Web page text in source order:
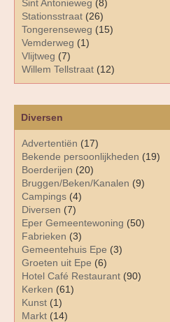
Diversen
Advertentiën (17)
Bekende persoonlijkheden (19)
Boerderijen (20)
Bruggen/Beken/Kanalen (9)
Campings (4)
Diversen (7)
Eper Gemeentewoning (50)
Fabrieken (3)
Gemeentehuis Epe (3)
Groeten uit Epe (6)
Hotel Café Restaurant (90)
Kerken (61)
Kunst (1)
Markt (14)
Sint Antonieweg (8)
Stationsstraat (26)
Tongerenseweg (15)
Vemderweg (1)
Vlijtweg (7)
Willem Tellstraat (12)